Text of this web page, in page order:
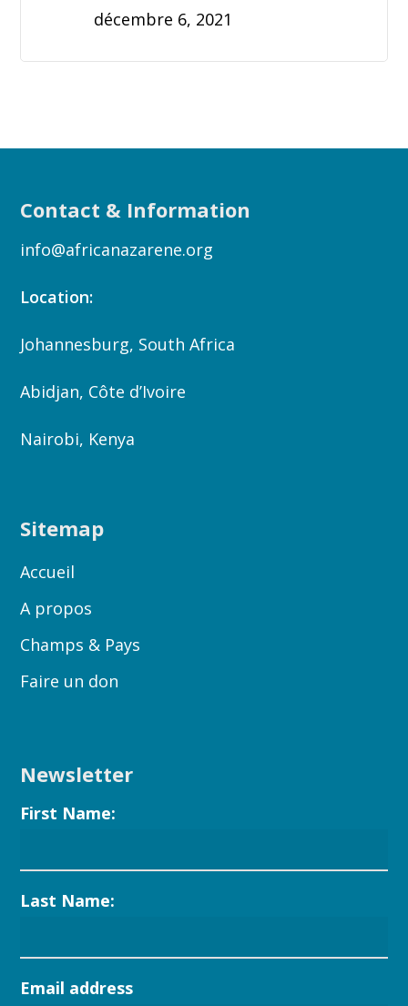
décembre 6, 2021
Contact & Information
info@africanazarene.org
Location:
Johannesburg, South Africa
Abidjan, Côte d’Ivoire
Nairobi, Kenya
Sitemap
Accueil
A propos
Champs & Pays
Faire un don
Newsletter
First Name:
Last Name:
Email address